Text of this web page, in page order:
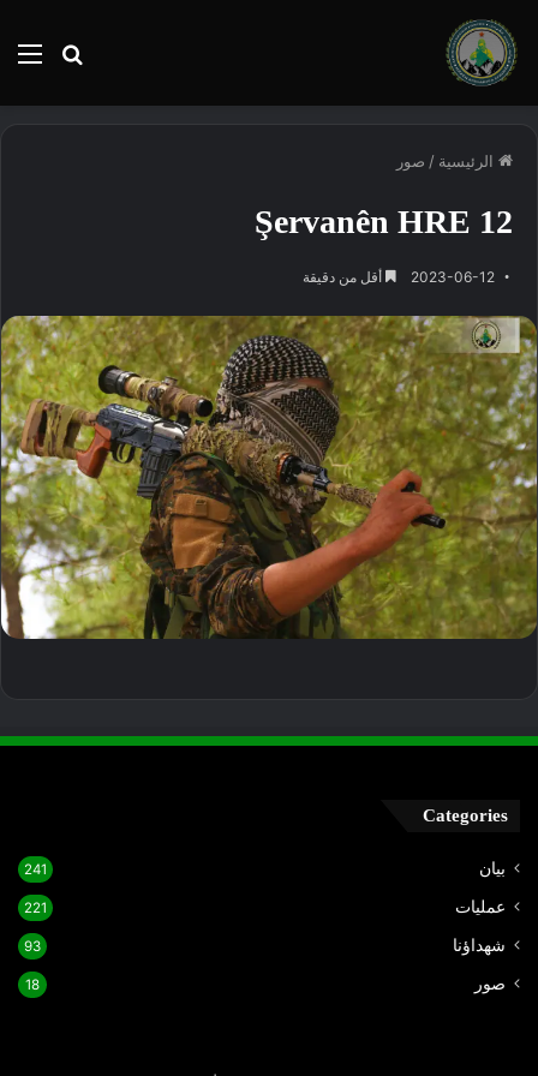
بحث
الرئيسية / صور
Şervanên HRE 12
2023-06-12 أقل من دقيقة
Categories
بيان 241
عمليات 221
شهداؤنا 93
صور 18